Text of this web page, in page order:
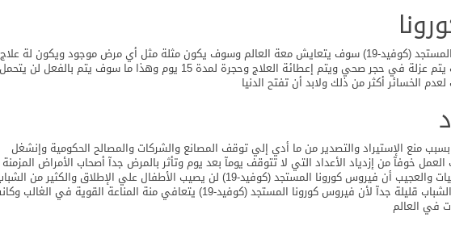
ومن المتوقع أن فيروس كورونا المستجد (كوفيد-19) سوف يتعايش معة العالم وسوف يكون مثلة مثل أي مرض موجود ويكون لة علاج
في الصيدلية من يصاب بة سوف يتم عزلة في حجر صحي ويتم إعطائة العلاج وحجرة لمدة 15 يوم وهذا ما سوف يتم بالفعل لن يتحمل
الخسائر أكثر من ذلك ولابد أن تفتح الدنيا
بسبب منع الإستيراد والتصدير من ما أدي إلي توقف المصانع والشركات والمصالح الحكومية وإنشغل
خوفآ من إزدياد الأعداد التي لا تتوقف يومآ بعد يوم وتأثر بالمرض جدآ أصحاب الأمراض المزمنة
وكبار السن وهم أكثر حالات الوفيات والعجيب أن فيروس كورونا المستجد (كوفيد-19) لن يصيب الأطفال علي الإطلاق والكثير من
تعافي منة ونسبة الوفيات في الشباب قليلة جدآ لأن فيروس كورونا المستجد (كوفيد-19) يتعافي منة المناعة القوية في الغالب